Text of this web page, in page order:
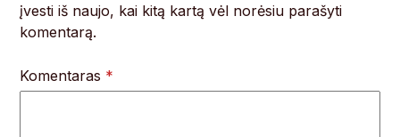
įvesti iš naujo, kai kitą kartą vėl norėsiu parašyti
komentarą.
Komentaras *